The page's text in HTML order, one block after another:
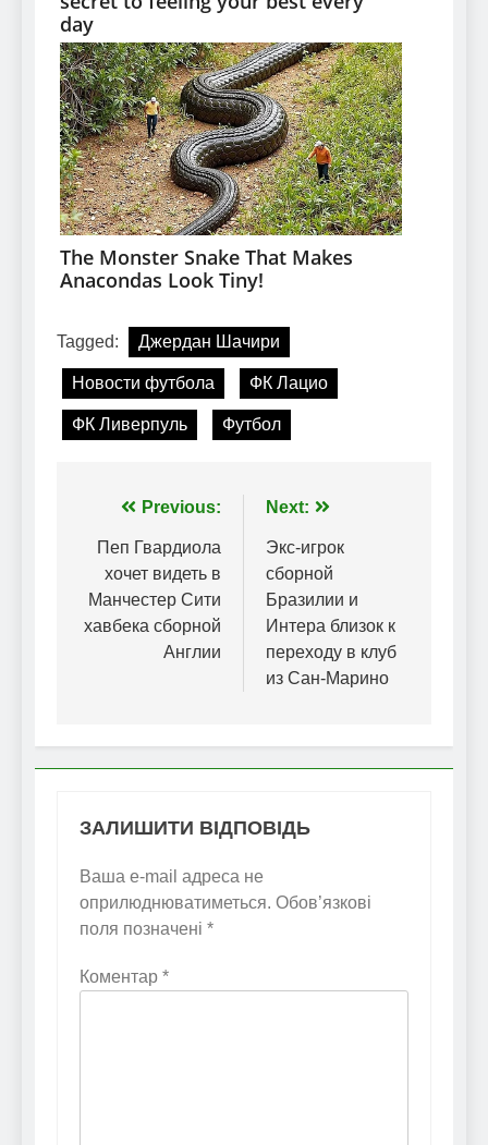
Tagged: Джердан Шачири
Новости футбола ФК Лацио
ФК Ливерпуль Футбол
Навігація
записів
Previous:
Пеп Гвардиола
хочет видеть в
Манчестер Сити
хавбека сборной
Англии
Next:
Экс-игрок
сборной
Бразилии и
Интера близок к
переходу в клуб
из Сан-Марино
ЗАЛИШИТИ ВІДПОВІДЬ
Ваша e-mail адреса не
оприлюднюватиметься. Обов’язкові
поля позначені *
Коментар *